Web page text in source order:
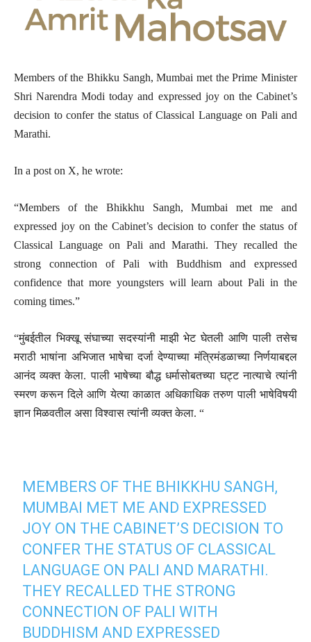
Members of the Bhikku Sangh, Mumbai met the Prime Minister
Shri Narendra Modi today and expressed joy on the Cabinet’s
decision to confer the status of Classical Language on Pali and
Marathi.
In a post on X, he wrote:
“Members of the Bhikkhu Sangh, Mumbai met me and
expressed joy on the Cabinet’s decision to confer the status of
Classical Language on Pali and Marathi. They recalled the
strong connection of Pali with Buddhism and expressed
confidence that more youngsters will learn about Pali in the
coming times.”
“मुंबईतील भिक्खू संघाच्या सदस्यांनी माझी भेट घेतली आणि पाली तसेच
मराठी भाषांना अभिजात भाषेचा दर्जा देण्याच्या मंत्रिमंडळाच्या निर्णयाबद्दल
आनंद व्यक्त केला. पाली भाषेच्या बौद्ध धर्मासोबतच्या घट्ट नात्याचे त्यांनी
स्मरण करून दिले आणि येत्या काळात अधिकाधिक तरुण पाली भाषेविषयी
ज्ञान मिळवतील असा विश्वास त्यांनी व्यक्त केला. “
MEMBERS OF THE BHIKKHU SANGH,
MUMBAI MET ME AND EXPRESSED
JOY ON THE CABINET’S DECISION TO
CONFER THE STATUS OF CLASSICAL
LANGUAGE ON PALI AND MARATHI.
THEY RECALLED THE STRONG
CONNECTION OF PALI WITH
BUDDHISM AND EXPRESSED